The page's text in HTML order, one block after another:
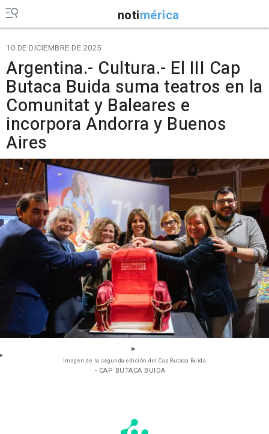
notimérica
10 DE DICIEMBRE DE 2025
Argentina.- Cultura.- El III Cap
Butaca Buida suma teatros en la
Comunitat y Baleares e
incorpora Andorra y Buenos
Aires
Imagen de la segunda edición del Cap Butaca Buida
- CAP BUTACA BUIDA